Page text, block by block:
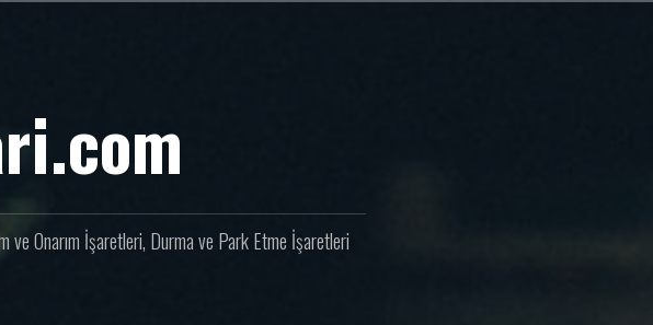
Onarım İşaretleri, Durma ve Park Etme İşaretleri